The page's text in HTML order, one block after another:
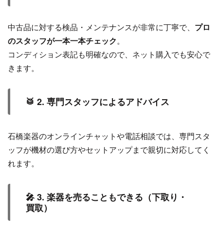
中古品に対する検品・メンテナンスが非常に丁寧で、 プロ
のスタッフが一本一本チェック。
コンディション表記も明確なので、ネット購入でも安心で
きます。
🥁 2. 専門スタッフによるアドバイス
石橋楽器のオンラインチャットや電話相談では、専門スタ
ッフが機材の選び方やセットアップまで親切に対応してく
れます。
🎤 3. 楽器を売ることもできる（下取り・
買取）